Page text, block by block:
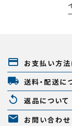
payment お支払い方法
local_shipping 送料・配送に
replay 返品について
mail お問い合わせ